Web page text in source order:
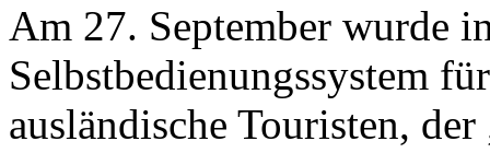
Am 27. September wurde
Selbstbedienungssystem
ausländische Touristen,